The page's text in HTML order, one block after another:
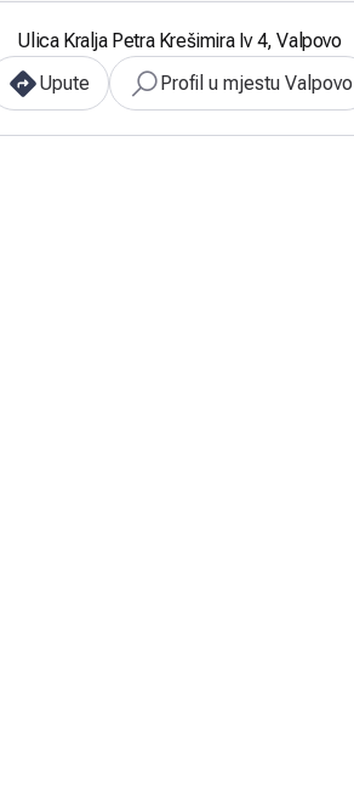
Ulica Kralja Petra Krešimira Iv 4, Valpovo
Upute
Profil u mjestu Valpovo